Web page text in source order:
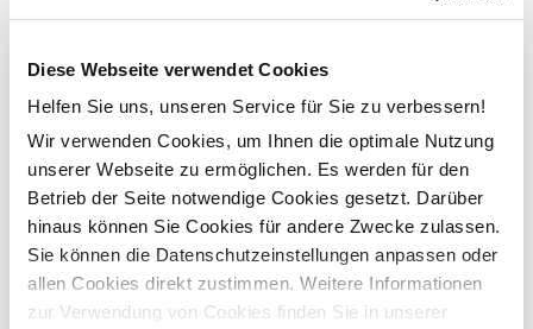
Diese Webseite verwendet Cookies
Helfen Sie uns, unseren Service für Sie zu verbessern!
Wir verwenden Cookies, um Ihnen die optimale Nutzung
unserer Webseite zu ermöglichen. Es werden für den
Betrieb der Seite notwendige Cookies gesetzt. Darüber
hinaus können Sie Cookies für andere Zwecke zulassen.
Sie können die Datenschutzeinstellungen anpassen oder
allen Cookies direkt zustimmen. Weitere Informationen
zur Verwendung von Cookies finden Sie in unserer
79.900 Punkte
Needit Park Lite Blau
3.500 Punkte